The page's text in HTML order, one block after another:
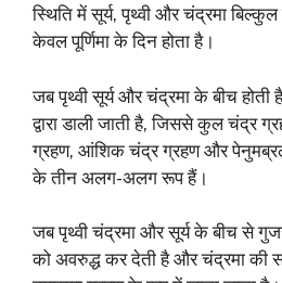
स्थिति में सूर्य, पृथ्वी और चंद्रमा
केवल पूर्णिमा के दिन होता है।
जब पृथ्वी सूर्य और चंद्रमा के बीच होती
द्वारा डाली जाती है, जिससे कुल चंद्र
ग्रहण, आंशिक चंद्र ग्रहण और
के तीन अलग-अलग रूप हैं।
जब पृथ्वी चंद्रमा और सूर्य के बीच से
को अवरुद्ध कर देती है और चंद्रमा की